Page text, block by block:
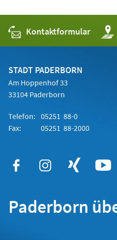
Kontaktformular
in
STADT PADERBORN
Am Hoppenhof 33
33104 Paderborn
Telefon: 05251 88-0
Fax:
05251 88-2000
Paderborn